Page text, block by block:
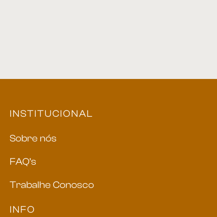
INSTITUCIONAL
Sobre nós
FAQ’s
Trabalhe Conosco
INFO